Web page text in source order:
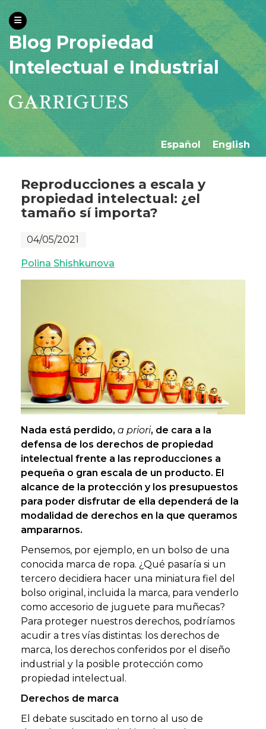
Blog Propiedad
Intelectual e Industrial
Español English
Reproducciones a escala y
propiedad intelectual: ¿el
tamaño sí importa?
04/05/2021
Polina Shishkunova
Nada está perdido, a priori, de cara a la
defensa de los derechos de propiedad
intelectual frente a las reproducciones a
pequeña o gran escala de un producto. El
alcance de la protección y los presupuestos
para poder disfrutar de ella dependerá de la
modalidad de derechos en la que queramos
ampararnos.
Pensemos, por ejemplo, en un bolso de una
conocida marca de ropa. ¿Qué pasaría si un
tercero decidiera hacer una miniatura fiel del
bolso original, incluida la marca, para venderlo
como accesorio de juguete para muñecas?
Para proteger nuestros derechos, podríamos
acudir a tres vías distintas: los derechos de
marca, los derechos conferidos por el diseño
industrial y la posible protección como
propiedad intelectual.
Derechos de marca
El debate suscitado en torno al uso de